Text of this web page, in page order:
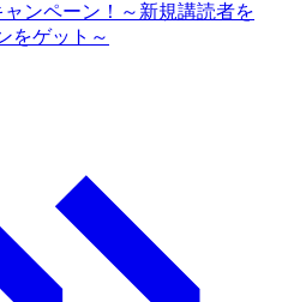
ンペーン！～新規講読者を
をゲット～